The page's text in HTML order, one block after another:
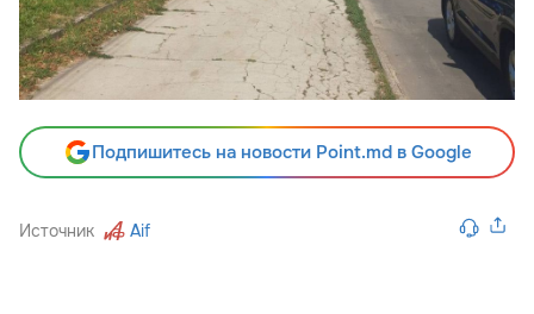
Подпишитесь на новости Point.md в Google
Источник Aif